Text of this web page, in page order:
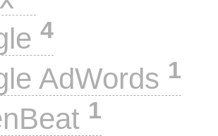
4
AdWords 1
1